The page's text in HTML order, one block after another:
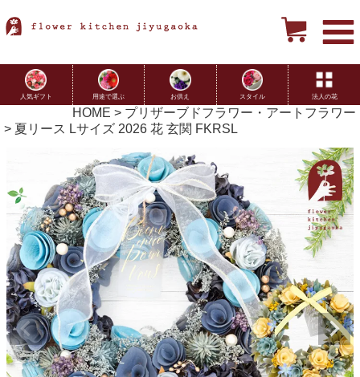
人気ギフト 用途で選ぶ お供え スタイル 法人の花
HOME
プリザーブドフラワー・アートフラワー
夏リース Lサイズ 2026 花 玄関 FKRSL